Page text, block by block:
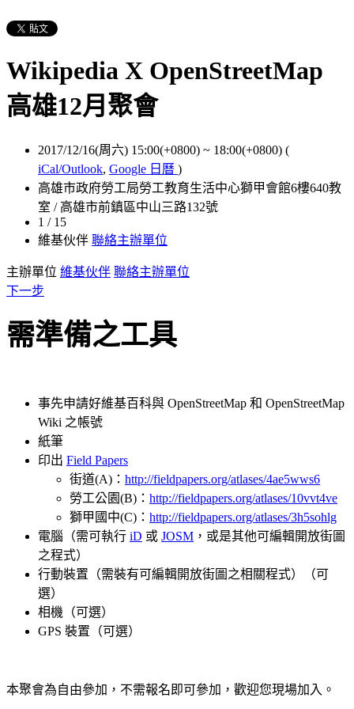
Wikipedia X OpenStreetMap
高雄12月聚會
2017/12/16(周六) 15:00(+0800) ~ 18:00(+0800) (
iCal/Outlook, Google 日曆 )
高雄市政府勞工局勞工教育生活中心獅甲會館6樓640教
室 / 高雄市前鎮區中山三路132號
1 / 15
維基伙伴 聯絡主辦單位
主辦單位 維基伙伴 聯絡主辦單位
下一步
需準備之工具
事先申請好維基百科與 OpenStreetMap 和 OpenStreetMap
Wiki 之帳號
紙筆
印出 Field Papers
街道(A)： http://fieldpapers.org/atlases/4ae5wws6
勞工公園(B)： http://fieldpapers.org/atlases/10vvt4ve
獅甲國中(C)： http://fieldpapers.org/atlases/3h5sohlg
電腦（需可執行 iD 或 JOSM ，或是其他可編輯開放街圖
之程式）
行動裝置（需裝有可編輯開放街圖之相關程式）（可
選）
相機（可選）
GPS 裝置（可選）
本聚會為自由參加，不需報名即可參加，歡迎您現場加入。